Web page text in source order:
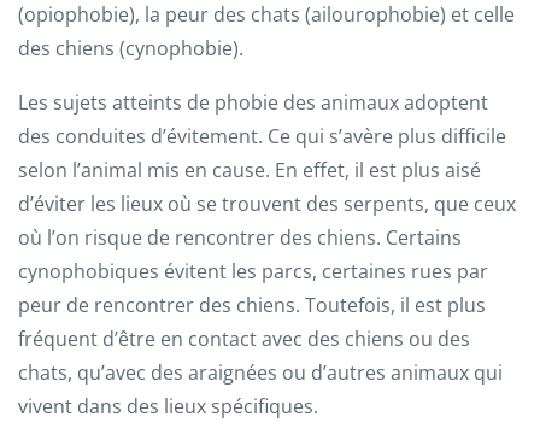
(opiophobie), la peur des chats (ailourophobie) et celle
des chiens (cynophobie).
Les sujets atteints de phobie des animaux adoptent
des conduites d’évitement. Ce qui s’avère plus difficile
selon l’animal mis en cause. En effet, il est plus aisé
d’éviter les lieux où se trouvent des serpents, que ceux
où l’on risque de rencontrer des chiens. Certains
cynophobiques évitent les parcs, certaines rues par
peur de rencontrer des chiens. Toutefois, il est plus
fréquent d’être en contact avec des chiens ou des
chats, qu’avec des araignées ou d’autres animaux qui
vivent dans des lieux spécifiques.